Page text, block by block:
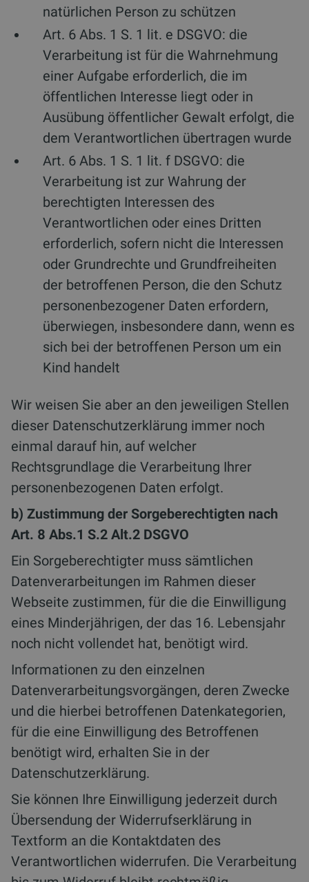
natürlichen Person zu schützen
Art. 6 Abs. 1 S. 1 lit. e DSGVO: die
Verarbeitung ist für die Wahrnehmung
einer Aufgabe erforderlich, die im
öffentlichen Interesse liegt oder in
Ausübung öffentlicher Gewalt erfolgt, die
dem Verantwortlichen übertragen wurde
Art. 6 Abs. 1 S. 1 lit. f DSGVO: die
Verarbeitung ist zur Wahrung der
berechtigten Interessen des
Verantwortlichen oder eines Dritten
erforderlich, sofern nicht die Interessen
oder Grundrechte und Grundfreiheiten
der betroffenen Person, die den Schutz
personenbezogener Daten erfordern,
überwiegen, insbesondere dann, wenn es
sich bei der betroffenen Person um ein
Kind handelt
Wir weisen Sie aber an den jeweiligen Stellen
dieser Datenschutzerklärung immer noch
einmal darauf hin, auf welcher
Rechtsgrundlage die Verarbeitung Ihrer
personenbezogenen Daten erfolgt.
b) Zustimmung der Sorgeberechtigten nach
Art. 8 Abs.1 S.2 Alt.2 DSGVO
Ein Sorgeberechtigter muss sämtlichen
Datenverarbeitungen im Rahmen dieser
Webseite zustimmen, für die die Einwilligung
eines Minderjährigen, der das 16. Lebensjahr
noch nicht vollendet hat, benötigt wird.
Informationen zu den einzelnen
Datenverarbeitungsvorgängen, deren Zwecke
und die hierbei betroffenen Datenkategorien,
für die eine Einwilligung des Betroffenen
benötigt wird, erhalten Sie in der
Datenschutzerklärung.
Sie können Ihre Einwilligung jederzeit durch
Übersendung der Widerrufserklärung in
Textform an die Kontaktdaten des
Verantwortlichen widerrufen. Die Verarbeitung